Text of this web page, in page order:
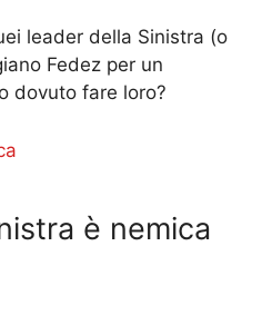
leader della Sinistra (o
Fedez per un
dovuto fare loro?
è nemica